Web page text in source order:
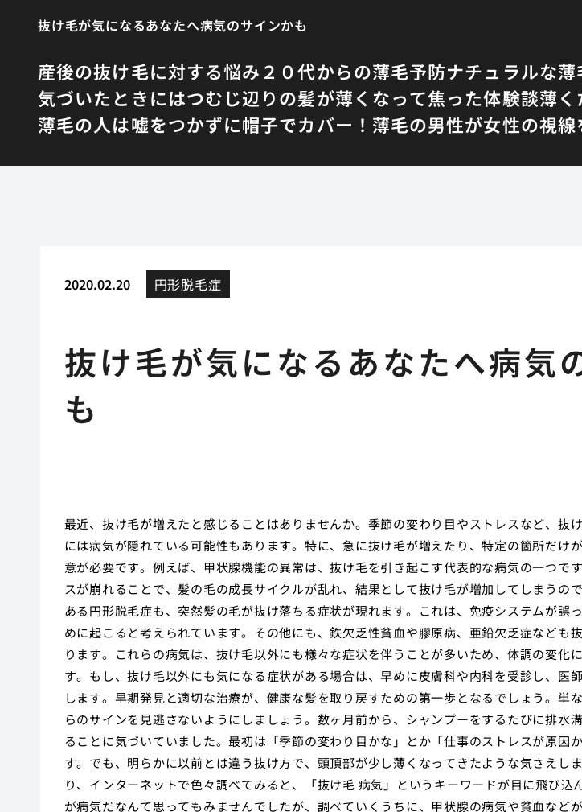
抜け毛が気になるあなたへ病気のサインかも
産後の抜け毛に対する悩み ２０代からの薄毛予防ナチュラルな
気づいたときにはつむじ辺りの髪が薄くなって焦った体験談薄く
薄毛の人は嘘をつかずに帽子でカバー！ 薄毛の男性が女性の視
2020.02.20 円形脱毛症
抜け毛が気になるあなたへ病気
も
最近、抜け毛が増えたと感じることはありませんか。季節の変わり目やストレスなど、抜
には病気が隠れている可能性もあります。特に、急に抜け毛が増えたり、特定の箇所だけ
意が必要です。例えば、甲状腺機能の異常は、抜け毛を引き起こす代表的な病気の一つで
スが崩れることで、髪の毛の成長サイクルが乱れ、結果として抜け毛が増加してしまうの
ある円形脱毛症も、突然髪の毛が抜け落ちる症状が現れます。これは、免疫システムが誤
めに起こると考えられています。その他にも、鉄欠乏性貧血や膠原病、亜鉛欠乏症なども
ります。これらの病気は、抜け毛以外にも様々な症状を伴うことが多いため、体調の変化
す。もし、抜け毛以外にも気になる症状がある場合は、早めに皮膚科や内科を受診し、医
します。早期発見と適切な治療が、健康な髪を取り戻すための第一歩となるでしょう。単
らのサインを見逃さないようにしましょう。数ヶ月前から、シャンプーをするたびに排水
ることに気づいていました。最初は「季節の変わり目かな」とか「仕事のストレスが原因
す。でも、明らかに以前とは違う抜け方で、頭頂部が少し薄くなってきたような気さえし
り、インターネットで色々調べてみると、「抜け毛 病気」というキーワードが目に飛び込
が病気だなんて思ってもみませんでしたが、調べていくうちに、甲状腺の病気や貧血など